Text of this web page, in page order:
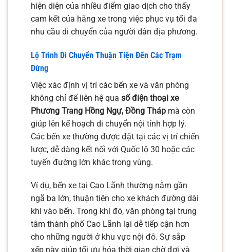
hiện diện của nhiều điểm giao dịch cho thấy
cam kết của hãng xe trong việc phục vụ tối đa
nhu cầu di chuyển của người dân địa phương.
Lộ Trình Di Chuyển Thuận Tiện Đến Các Trạm
Dừng
Việc xác định vị trí các bến xe và văn phòng
không chỉ để liên hệ qua số điện thoại xe
Phương Trang Hồng Ngự, Đồng Tháp mà còn
giúp lên kế hoạch di chuyển nội tỉnh hợp lý.
Các bến xe thường được đặt tại các vị trí chiến
lược, dễ dàng kết nối với Quốc lộ 30 hoặc các
tuyến đường lớn khác trong vùng.
Ví dụ, bến xe tại Cao Lãnh thường nằm gần
ngã ba lớn, thuận tiện cho xe khách đường dài
khi vào bến. Trong khi đó, văn phòng tại trung
tâm thành phố Cao Lãnh lại dễ tiếp cận hơn
cho những người ở khu vực nội đô. Sự sắp
xếp này giúp tối ưu hóa thời gian chờ đợi và